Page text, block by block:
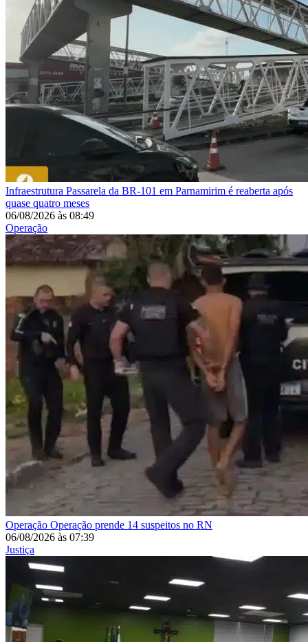
Infraestrutura Passarela da BR-101 em Parnamirim é reaberta após
quase quatro meses
06/08/2026 às 08:49
Operação
Operação Operação prende 14 suspeitos no RN
06/08/2026 às 07:39
Justiça